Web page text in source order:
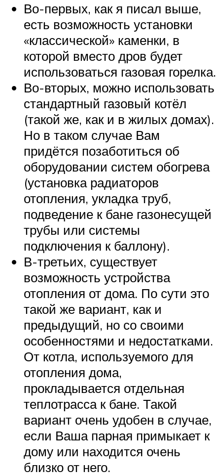
Во-первых, как я писал выше,
есть возможность установки
«классической» каменки, в
которой вместо дров будет
использоваться газовая горелка.
Во-вторых, можно использовать
стандартный газовый котёл
(такой же, как и в жилых домах).
Но в таком случае Вам
придётся позаботиться об
оборудовании систем обогрева
(установка радиаторов
отопления, укладка труб,
подведение к бане газонесущей
трубы или системы
подключения к баллону).
В-третьих, существует
возможность устройства
отопления от дома. По сути это
такой же вариант, как и
предыдущий, но со своими
особенностями и недостатками.
От котла, используемого для
отопления дома,
прокладывается отдельная
теплотрасса к бане. Такой
вариант очень удобен в случае,
если Ваша парная примыкает к
дому или находится очень
близко от него.